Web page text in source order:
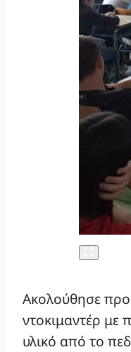
Ακολούθησε
ντοκιμαντέρ με
υλικό από το